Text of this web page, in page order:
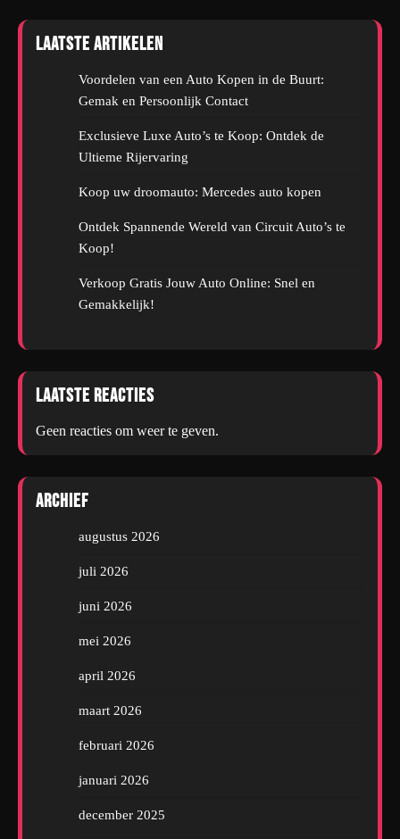
Laatste artikelen
Voordelen van een Auto Kopen in de Buurt:
Gemak en Persoonlijk Contact
Exclusieve Luxe Auto’s te Koop: Ontdek de
Ultieme Rijervaring
Koop uw droomauto: Mercedes auto kopen
Ontdek Spannende Wereld van Circuit Auto’s te
Koop!
Verkoop Gratis Jouw Auto Online: Snel en
Gemakkelijk!
Laatste reacties
Geen reacties om weer te geven.
Archief
augustus 2026
juli 2026
juni 2026
mei 2026
april 2026
maart 2026
februari 2026
januari 2026
december 2025